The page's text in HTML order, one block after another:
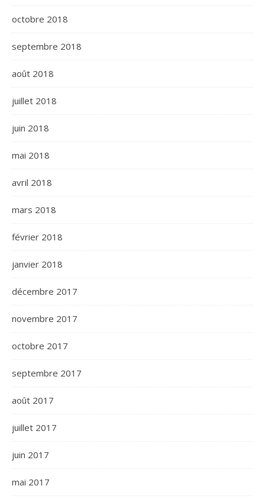
octobre 2018
septembre 2018
août 2018
juillet 2018
juin 2018
mai 2018
avril 2018
mars 2018
février 2018
janvier 2018
décembre 2017
novembre 2017
octobre 2017
septembre 2017
août 2017
juillet 2017
juin 2017
mai 2017